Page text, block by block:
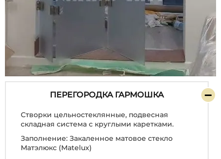
ПЕРЕГОРОДКА ГАРМОШКА
Створки цельностеклянные, подвесная
складная система с круглыми каретками.
Заполнение: Закаленное матовое стекло
Матэлюкс (Matelux)